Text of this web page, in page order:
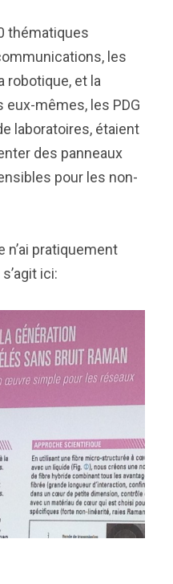
thématiques
les
robotique, et la
mêmes, les PDG
laboratoires, étaient
des panneaux
pour les non-
n’ai pratiquement
ici: